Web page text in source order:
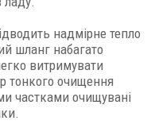
надмірне тепло
шланг набагато
витримувати
тонкого очищення
частками очищувані